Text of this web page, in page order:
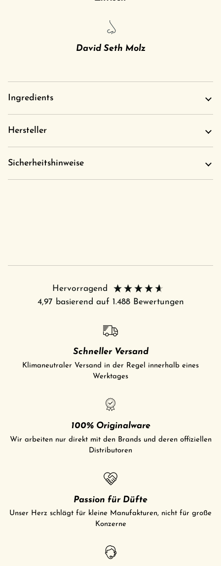
David Seth Molz
Ingredients
Hersteller
Sicherheitshinweise
Hervorragend
4,97 basierend auf 1.488Bewertungen
Schneller Versand
Klimaneutraler Versand in der Regel innerhalb eines
Werktages
100% Originalware
Wir arbeiten nur direkt mit den Brands und deren offiziellen
Distributoren
Passion für Düfte
Unser Herz schlägt für kleine Manufakturen, nicht für große
Konzerne